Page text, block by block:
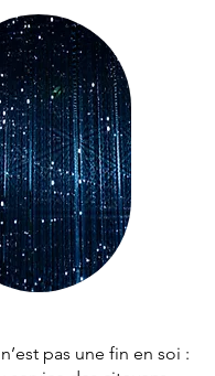
pas une fin en soi :